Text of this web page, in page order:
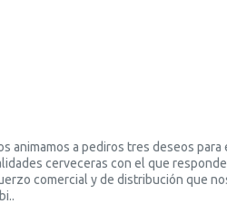
animamos a pediros tres deseos
cerveceras con el que
comercial y de distribución que